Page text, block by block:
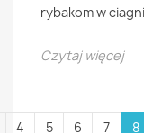
rybakom w
Czytaj więcej
4 5 6 7 8